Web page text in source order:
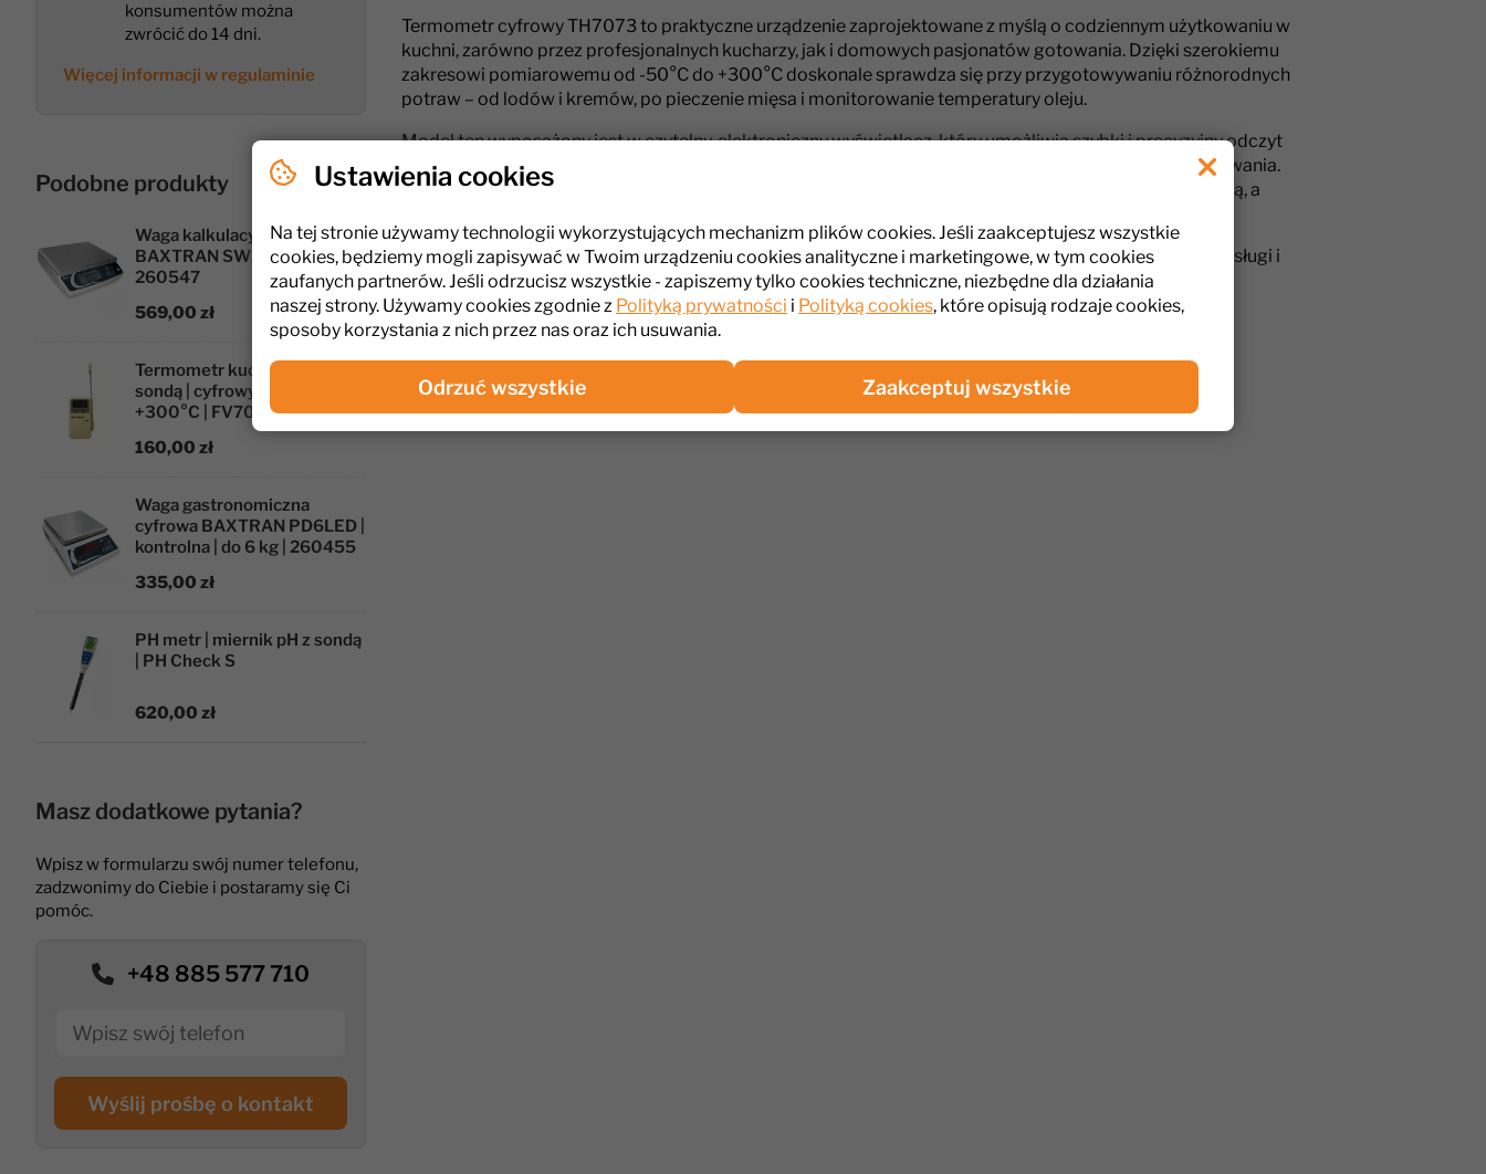
Ustawienia cookies
Na tej stronie używamy technologii wykorzystujących mechanizm plików cookies. Jeśli zaakceptujesz wszystkie
cookies, będziemy mogli zapisywać w Twoim urządzeniu cookies analityczne i marketingowe, w tym cookies
zaufanych partnerów. Jeśli odrzucisz wszystkie - zapiszemy tylko cookies techniczne, niezbędne dla działania
naszej strony. Używamy cookies zgodnie z Polityką prywatności i Polityką cookies, które opisują rodzaje cookies,
sposoby korzystania z nich przez nas oraz ich usuwania.
Odrzuć wszystkie Zaakceptuj wszystkie
Termometr cyfrowy TH7073 to praktyczne urządzenie zaprojektowane z myślą o codziennym użytkowaniu w
kuchni, zarówno przez profesjonalnych kucharzy, jak i domowych pasjonatów gotowania. Dzięki szerokiemu
zakresowi pomiarowemu od -50°C do +300°C doskonale sprawdza się przy przygotowywaniu różnorodnych
potraw – od lodów i kremów, po pieczenie mięsa i monitorowanie temperatury oleju.
Model ten wyposażony jest w czytelny, elektroniczny wyświetlacz, który umożliwia szybki i precyzyjny odczyt
temperatury. Długopisowa forma termometru sprawia, że jest on lekki, poręczny i łatwy do przechowywania.
Sonda wykonana ze stali nierdzewnej zapewnia trwałość oraz bezpieczeństwo w kontakcie z żywnością, a
Termometr kuchenny TH7073 to idealne rozwiązanie dla tych, którzy cenią sobie precyzję, prostotę obsługi i
niezawodność w kuchennych warunkach.
konsumentów można
zwrócić do 14 dni.
Więcej informacji w regulaminie
Podobne produkty
Waga kalkulacyjna cyfrowa
BAXTRAN SW10 | do 10 kg |
260547
569,00 zł
Termometr kuchenny z
sondą | cyfrowy | -50°C do
+300°C | FV7075
160,00 zł
Waga gastronomiczna
cyfrowa BAXTRAN PD6LED |
kontrolna | do 6 kg | 260455
335,00 zł
PH metr | miernik pH z sondą
| PH Check S
620,00 zł
Masz dodatkowe pytania?
Wpisz w formularzu swój numer telefonu,
zadzwonimy do Ciebie i postaramy się Ci
pomóc.
+48 885 577 710
Wyślij prośbę o kontakt